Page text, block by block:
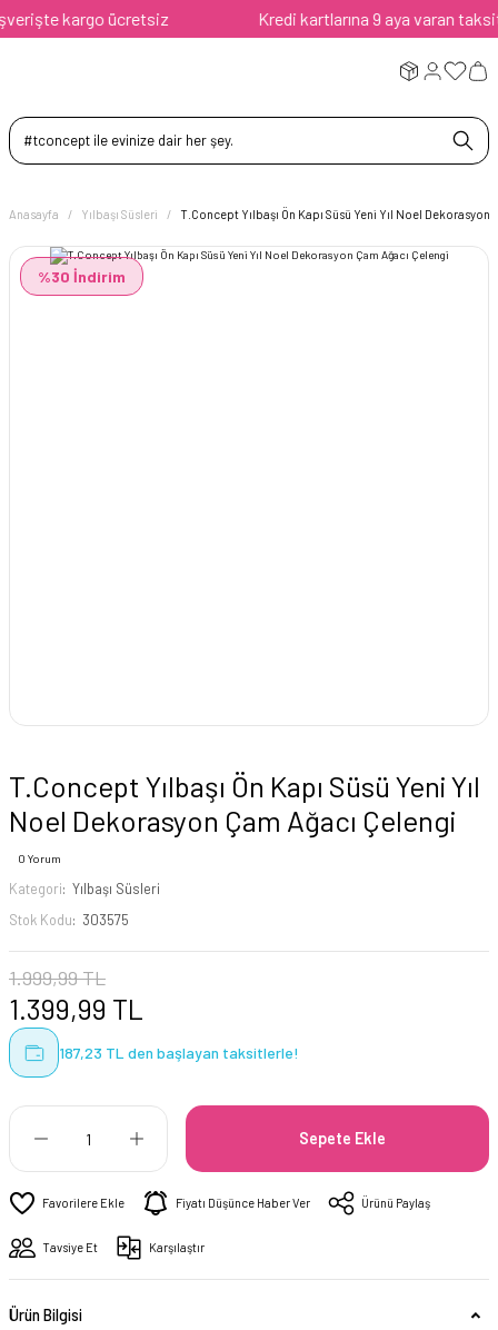
kargo ücretsiz Kredi kartlarına 9 aya varan taksit
Anasayfa Yılbaşı Süsleri T.Concept Yılbaşı Ön Kapı Süsü Yeni Yıl Noel Dekorasyon
%30 İndirim
T.Concept Yılbaşı Ön Kapı Süsü Yeni Yıl
Noel Dekorasyon Çam Ağacı Çelengi
0 Yorum
Kategori
Yılbaşı Süsleri
Stok Kodu
303575
1.999,99 TL
1.399,99 TL
187,23 TL den başlayan taksitlerle!
Sepete Ekle
Fiyatı Düşünce Haber Ver Ürünü Paylaş
Tavsiye Et Karşılaştır
Ürün Bilgisi